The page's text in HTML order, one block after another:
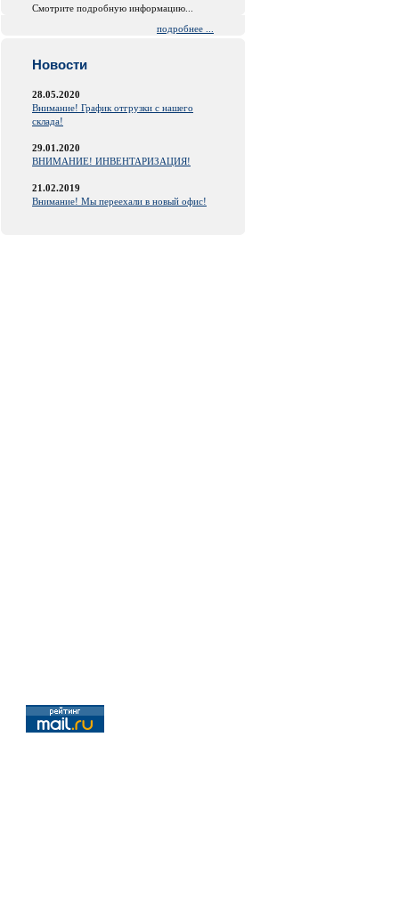
Смотрите подробную информацию...
подробнее ...
Новости
28.05.2020
Внимание! График отгрузки с нашего
склада!
29.01.2020
ВНИМАНИЕ! ИНВЕНТАРИЗАЦИЯ!
21.02.2019
Внимание! Мы переехали в новый офис!